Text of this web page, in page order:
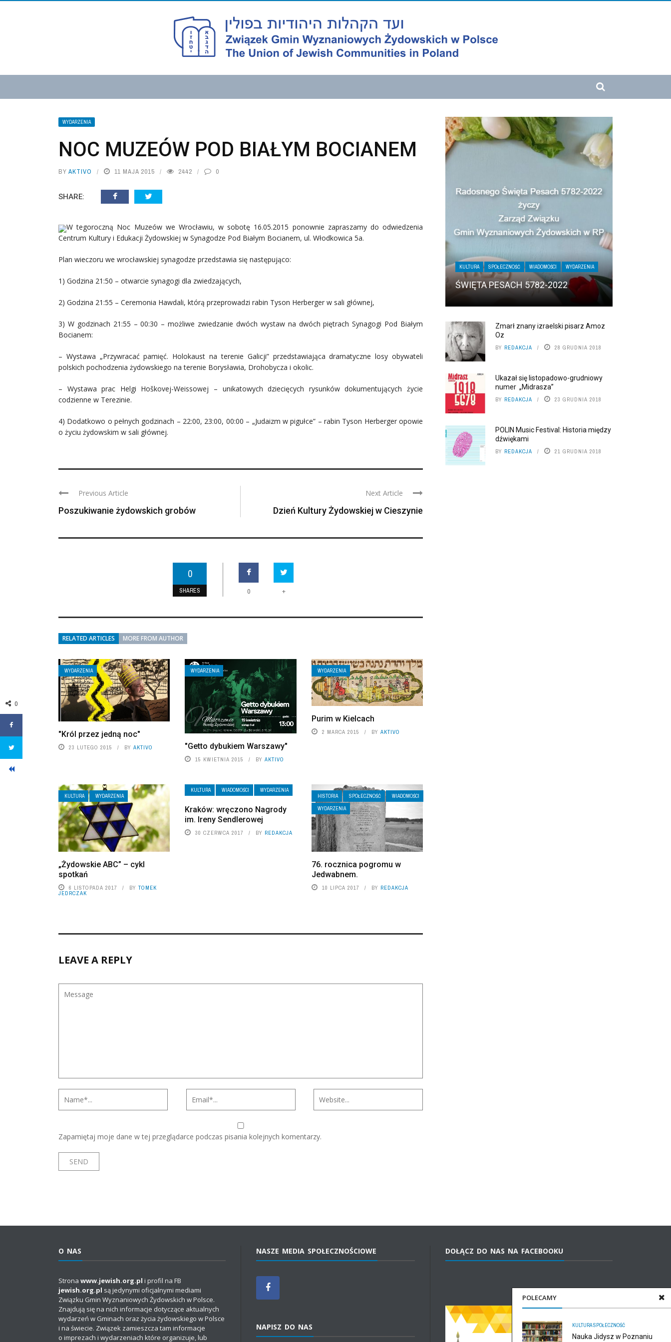
WYDARZENIA
NOC MUZEÓW POD BIAŁYM BOCIANEM
BY AKTIVO 11 MAJA 2015 2442 0
SHARE:
W tegoroczną Noc Muzeów we Wrocławiu, w sobotę 16.05.2015 ponownie zapraszamy do odwiedzenia
Centrum Kultury i Edukacji Żydowskiej w Synagodze Pod Białym Bocianem, ul. Włodkowica 5a.
Plan wieczoru we wrocławskiej synagodze przedstawia się następująco:
1) Godzina 21:50 – otwarcie synagogi dla zwiedzających,
2) Godzina 21:55 – Ceremonia Hawdali, którą przeprowadzi rabin Tyson Herberger w sali głównej,
3) W godzinach 21:55 – 00:30 – możliwe zwiedzanie dwóch wystaw na dwóch piętrach Synagogi Pod Białym
Bocianem:
– Wystawa „Przywracać pamięć. Holokaust na terenie Galicji” przedstawiająca dramatyczne losy obywateli
polskich pochodzenia żydowskiego na terenie Borysławia, Drohobycza i okolic.
– Wystawa prac Helgi Hoškovej-Weissowej – unikatowych dziecięcych rysunków dokumentujących życie
codzienne w Terezinie.
4) Dodatkowo o pełnych godzinach – 22:00, 23:00, 00:00 – „Judaizm w pigułce” – rabin Tyson Herberger opowie
o życiu żydowskim w sali głównej.
Previous Article
Poszukiwanie żydowskich grobów
Next Article
Dzień Kultury Żydowskiej w Cieszynie
0
SHARES 0 +
RELATED ARTICLES MORE FROM AUTHOR
WYDARZENIA
"Król przez jedną noc"
23 LUTEGO 2015 BY AKTIVO
WYDARZENIA
"Getto dybukiem Warszawy"
15 KWIETNIA 2015 BYAKTIVO
WYDARZENIA
Purim w Kielcach
2 MARCA 2015 BY AKTIVO
KULTURA WYDARZENIA
„Żydowskie ABC” – cykl
spotkań
6 LISTOPADA 2017 BY TOMEK
JEDRCZAK
KULTURA WIADOMOŚCI WYDARZENIA
Kraków: wręczono Nagrody
im. Ireny Sendlerowej
30 CZERWCA 2017 BY REDAKCJA
HISTORIA SPOŁECZNOŚĆ
WIADOMOŚCI
WYDARZENIA
76. rocznica pogromu w
Jedwabnem.
10 LIPCA 2017 BY REDAKCJA
LEAVE A REPLY
Zapamiętaj moje dane w tej przeglądarce podczas pisania kolejnych komentarzy.
0
POLECAMY
KULTURASPOŁECZNOŚĆ
Nauka Jidysz w Poznaniu
KULTURA SPOŁECZNOŚĆ WIADOMOŚCI WYDARZENIA
ŚWIĘTA PESACH 5782-2022
Zmarł znany izraelski pisarz Amoz
Oz
BY REDAKCJA 28 GRUDNIA 2018
Ukazał się listopadowo-grudniowy
numer „Midrasza”
BY REDAKCJA 23 GRUDNIA 2018
POLIN Music Festival: Historia między
dźwiękami
BY REDAKCJA 21 GRUDNIA 2018
O NAS
Strona www.jewish.org.pl i profil na FB
jewish.org.pl są jedynymi oficjalnymi mediami
Związku Gmin Wyznaniowych Żydowskich w Polsce.
Znajdują się na nich informacje dotyczące aktualnych
wydarzeń w Gminach oraz życia żydowskiego w Polsce
i na świecie. Związek zamieszcza tam informacje
o imprezach i wydarzeniach które organizuje, lub
NASZE MEDIA SPOŁECZNOŚCIOWE
NAPISZ DO NAS
DOŁĄCZ DO NAS NA FACEBOOKU